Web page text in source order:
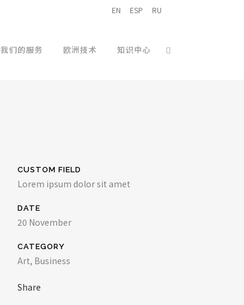
EN ESP RU
我们的服务 欧洲技术 知识中心
CUSTOM FIELD
Lorem ipsum dolor sit amet
DATE
20 November
CATEGORY
Art, Business
Share